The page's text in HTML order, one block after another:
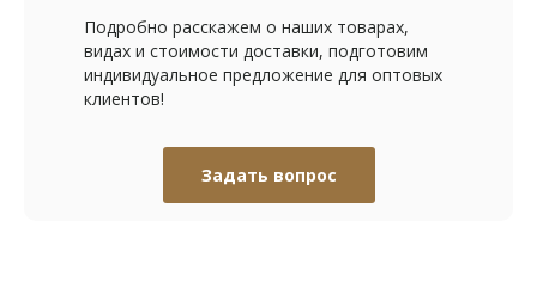
Подробно расскажем о наших товарах,
видах и стоимости доставки, подготовим
индивидуальное предложение для оптовых
клиентов!
Задать вопрос